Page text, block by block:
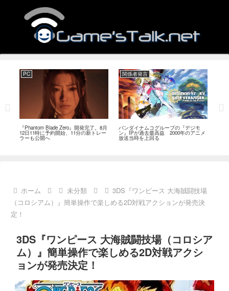
PC
『Phantom Blade Zero』開発完了。8月
12日11時に予約開始、11分の新トレー
ラーも公開へ
関係者発言
バンダイナムコグループの『デジモ
ン』IPが過去最高益 2000年のアニメ
放送当時を上回る
ホーム 未分類
3DS『ワンピース 大海賊闘技場
（コロシアム）』簡単操作で楽しめる2D対戦アクションが発売決
定！
3DS『ワンピース 大海賊闘技場（コロシア
ム）』簡単操作で楽しめる2D対戦アクシ
ョンが発売決定！